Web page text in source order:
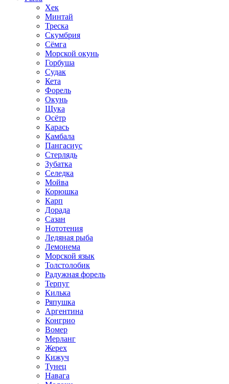
Хек
Минтай
Треска
Скумбрия
Сёмга
Морской окунь
Горбуша
Судак
Кета
Форель
Окунь
Щука
Осётр
Карась
Камбала
Пангасиус
Стерлядь
Зубатка
Селедка
Мойва
Корюшка
Карп
Дорада
Сазан
Нототения
Ледяная рыба
Лемонема
Морской язык
Толстолобик
Радужная форель
Терпуг
Килька
Ряпушка
Аргентина
Конгрио
Вомер
Мерланг
Жерех
Кижуч
Тунец
Навага